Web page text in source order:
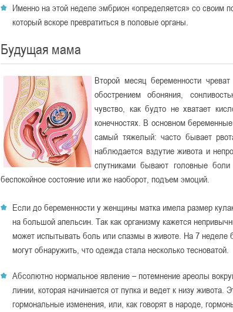
Именно на этой неделе эмбрион «определяется» со своим
который вскоре превратиться в половые органы.
Будущая мама
Второй месяц беременности
обострением обоняния,
чувство, как будто не хватает
конечностях. В основном
самый тяжелый: часто бывает
наблюдается вздутие живота и
спутниками бывают головные боли
беспокойное состояние или же наоборот, подъем эмоций.
Если до беременности у женщины матка имела размер
на большой апельсин. Так как организму кажется
может испытывать боль или спазмы в животе. На 7 неделе
могут обнаружить, что одежда стала несколько тесноватой.
Абсолютно нормальное явление – потемнение ареолы
линии, которая начинается от пупка и ведет к низу живота.
гормональные изменения, или, как говорят в народе,